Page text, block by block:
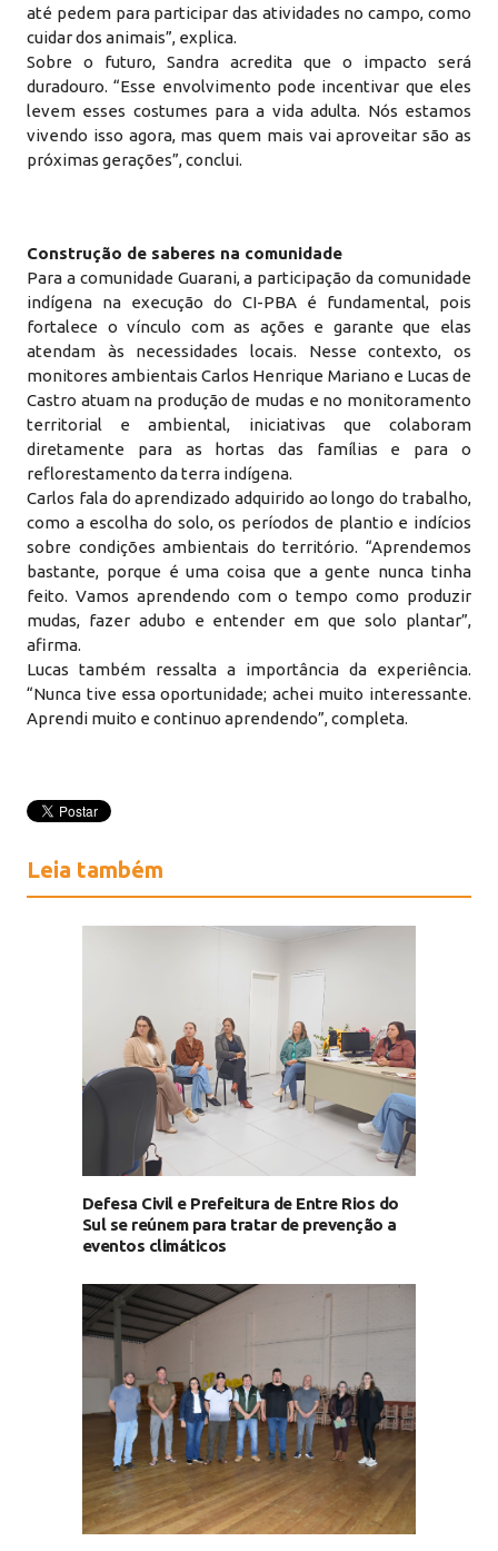
até pedem para participar das atividades no campo, como
cuidar dos animais”, explica.
Sobre o futuro, Sandra acredita que o impacto será
duradouro. “Esse envolvimento pode incentivar que eles
levem esses costumes para a vida adulta. Nós estamos
vivendo isso agora, mas quem mais vai aproveitar são as
próximas gerações”, conclui.
Construção de saberes na comunidade
Para a comunidade Guarani, a participação da comunidade
indígena na execução do CI-PBA é fundamental, pois
fortalece o vínculo com as ações e garante que elas
atendam às necessidades locais. Nesse contexto, os
monitores ambientais Carlos Henrique Mariano e Lucas de
Castro atuam na produção de mudas e no monitoramento
territorial e ambiental, iniciativas que colaboram
diretamente para as hortas das famílias e para o
reflorestamento da terra indígena.
Carlos fala do aprendizado adquirido ao longo do trabalho,
como a escolha do solo, os períodos de plantio e indícios
sobre condições ambientais do território. “Aprendemos
bastante, porque é uma coisa que a gente nunca tinha
feito. Vamos aprendendo com o tempo como produzir
mudas, fazer adubo e entender em que solo plantar”,
afirma.
Lucas também ressalta a importância da experiência.
“Nunca tive essa oportunidade; achei muito interessante.
Aprendi muito e continuo aprendendo”, completa.
Leia também
Defesa Civil e Prefeitura de Entre Rios do
Sul se reúnem para tratar de prevenção a
eventos climáticos